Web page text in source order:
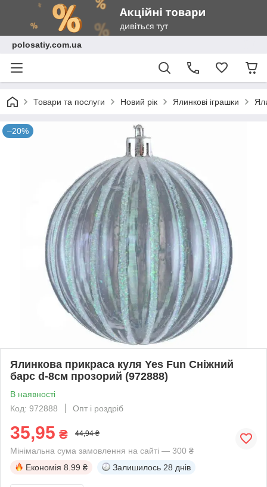
polosatiy.com.ua
Товари та послуги Новий рік Ялинкові іграшки
–20%
Ялинкова прикраса куля Yes Fun Сніжний
барс d-8см прозорий (972888)
В наявності
Код: 972888
Опт і роздріб
35,95 ₴ 44,94 ₴
Мінімальна сума замовлення на сайті — 300 ₴
Економія 8.99 ₴ Залишилось 28 днів